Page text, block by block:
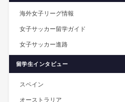
海外女子リーグ情報
女子サッカー留学ガイド
女子サッカー進路
留学生インタビュー
スペイン
オーストラリア